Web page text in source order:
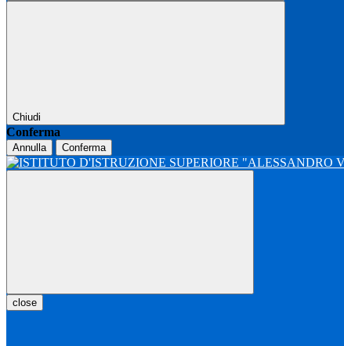
Chiudi
Conferma
Annulla Conferma
close